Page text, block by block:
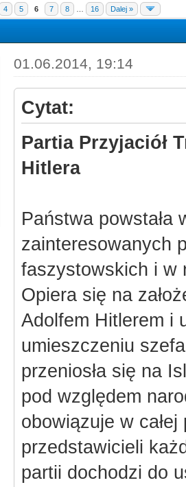
4 5 6 7 8 16 Dalej »
01.06.2014, 19:14
Cytat:
Partia Przyjaciół
Hitlera
Państwa powstała
zainteresowanych
faszystowskich i w
Opiera się na
Adolfem Hitlerem i
umieszczeniu
przeniosła się na
pod względem
obowiązuje w
przedstawicieli
partii dochodzi do